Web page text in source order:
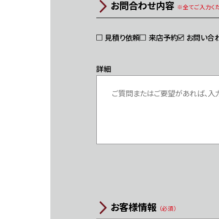
お問合わせ内容 ※全てご入力く
見積り依頼 来店予約 お問い合
詳細
お客様情報 （必須）